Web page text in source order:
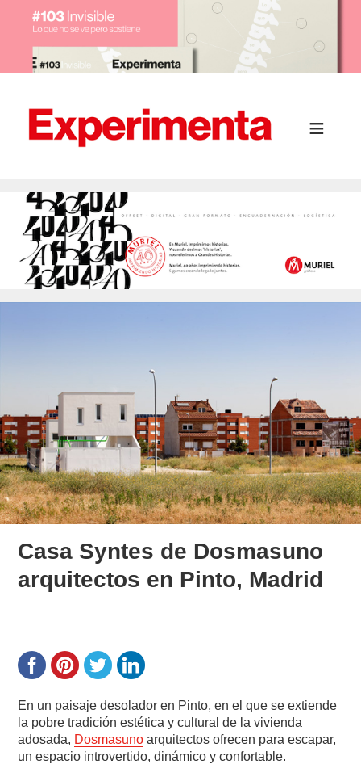
Casa Syntes de Dosmasuno
arquitectos en Pinto, Madrid
En un paisaje desolador en Pinto, en el que se extiende
la pobre tradición estética y cultural de la vivienda
adosada, Dosmasuno arquitectos ofrecen para escapar,
un espacio introvertido, dinámico y confortable.